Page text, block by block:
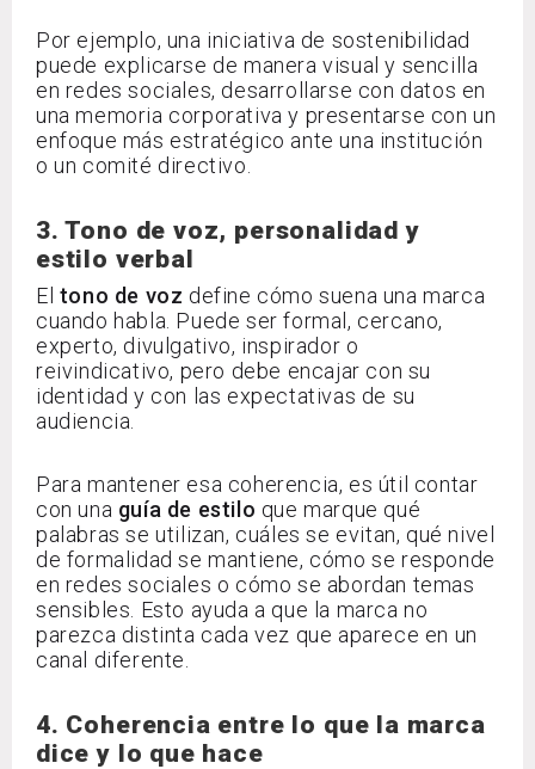
Por ejemplo, una iniciativa de sostenibilidad
puede explicarse de manera visual y sencilla
en redes sociales, desarrollarse con datos en
una memoria corporativa y presentarse con un
enfoque más estratégico ante una institución
o un comité directivo.
3. Tono de voz, personalidad y
estilo verbal
El tono de voz define cómo suena una marca
cuando habla. Puede ser formal, cercano,
experto, divulgativo, inspirador o
reivindicativo, pero debe encajar con su
identidad y con las expectativas de su
audiencia.
Para mantener esa coherencia, es útil contar
con una guía de estilo que marque qué
palabras se utilizan, cuáles se evitan, qué nivel
de formalidad se mantiene, cómo se responde
en redes sociales o cómo se abordan temas
sensibles. Esto ayuda a que la marca no
parezca distinta cada vez que aparece en un
canal diferente.
4. Coherencia entre lo que la marca
dice y lo que hace